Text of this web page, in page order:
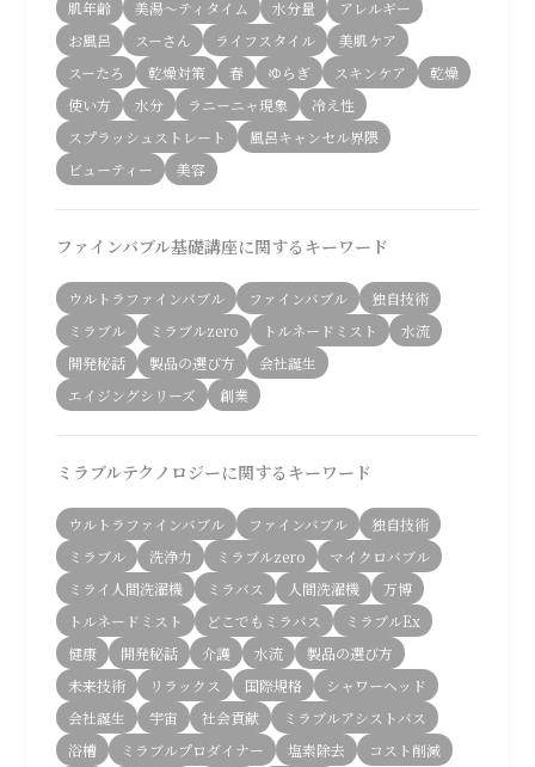
肌年齢 美湯〜ティタイム 水分量
アレルギー
お風呂
スーさん ライフスタイル
美肌ケア
スーたろ
乾燥対策 春 ゆらぎ スキンケア
乾燥
使い方
水分 ラニーニャ現象
冷え性
スプラッシュストレート
風呂キャンセル界隈
ビューティー
美容
ファインバブル基礎講座に関するキーワード
ウルトラファインバブル ファインバブル
独自技術
ミラブル
ミラブルzero トルネードミスト
水流
開発秘話
製品の選び方
会社誕生
エイジングシリーズ
創業
ミラブルテクノロジーに関するキーワード
ウルトラファインバブル ファインバブル
独自技術
ミラブル
洗浄力 ミラブルzero
マイクロバブル
ミライ人間洗濯機
ミラバス 人間洗濯機
万博
トルネードミスト
どこでもミラバス
ミラブルEx
健康
開発秘話 介護 水流
製品の選び方
未来技術
リラックス 国際規格
シャワーヘッド
会社誕生
宇宙 社会貢献
ミラブルアシストバス
浴槽
ミラブルプロダイナー 塩素除去
コスト削減